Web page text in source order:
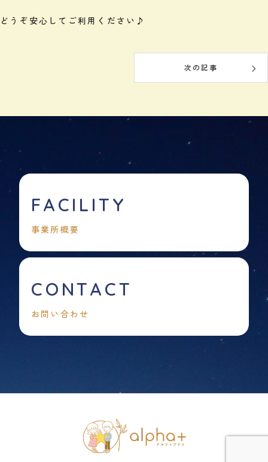
どうぞ安心してご利用ください♪
次の記事
FACILITY
事業所概要
CONTACT
お問い合わせ